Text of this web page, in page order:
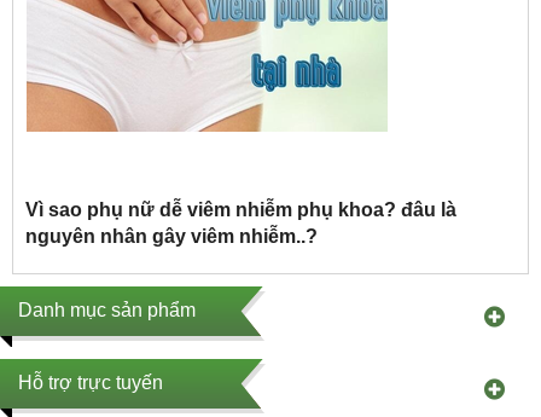
Danh mục sản phẩm
Hỗ trợ trực tuyến
Vì sao phụ nữ dễ viêm nhiễm phụ khoa? đâu là
nguyên nhân gây viêm nhiễm..?